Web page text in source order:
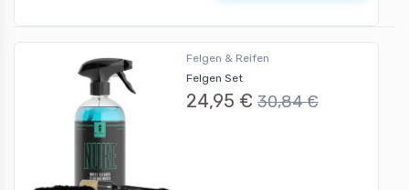
Felgen & Reifen
Felgen Set
24,95 € 30,84 €